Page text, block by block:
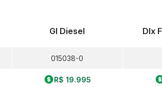
Gl Diesel
015038-0
R$ 19.995
Dlx